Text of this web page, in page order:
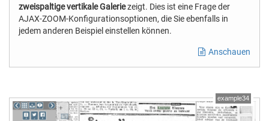
zweispaltige vertikale Galeriezeigt. Dies ist eine Frage der
AJAX-ZOOM-Konfigurationsoptionen, die Sie ebenfalls in
jedem anderen Beispiel einstellen können.
Anschauen
example34